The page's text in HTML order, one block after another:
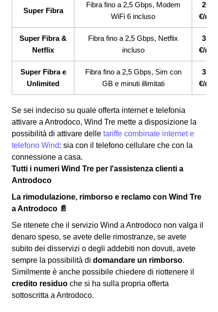
Super Fibra
Fibra fino a 2,5 Gbps, Modem
WiFi 6 incluso
€/
Super Fibra &
Netflix
Fibra fino a 2,5 Gbps, Netflix
incluso
€/
Super Fibra e
Unlimited
Fibra fino a 2,5 Gbps, Sim con
GB e minuti illimitati
€/
Se sei indeciso su quale offerta internet e telefonia
attivare a Antrodoco, Wind Tre mette a disposizione la
possibilità di attivare delle tariffe combinate internet e
telefono Wind: sia con il telefono cellulare che con la
connessione a casa.
Tutti i numeri Wind Tre per l'assistenza clienti a
Antrodoco
La rimodulazione, rimborso e reclamo con Wind Tre
a Antrodoco 📄
Se ritenete che il servizio Wind a Antrodoco non valga il
denaro speso, se avete delle rimostranze, se avete
subito dei disservizi o degli addebiti non dovuti, avete
sempre la possibilità di domandare un rimborso.
Similmente è anche possibile chiedere di riottenere il
credito residuo che si ha sulla propria offerta
sottoscritta a Antrodoco.